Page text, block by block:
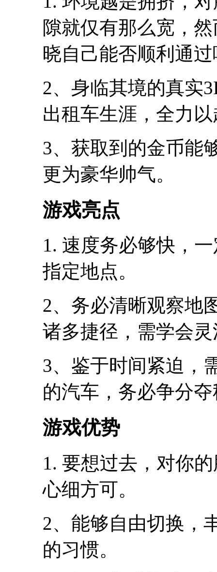
隙就仅有那么宽，
晓自己能否顺利通
2、身临其境的真实
出租车生涯，全力
3、获取到的金币能
更为豪华帅气。
游戏亮点
1. 速度务必够快，
指定地点。
2、务必清晰观察地
诸多捷径，需学会
3、鉴于时间紧迫，
的汽车，务必争分
游戏优势
1. 要想过去，对你
心细方可。
2、能够自由切换，
的习惯。